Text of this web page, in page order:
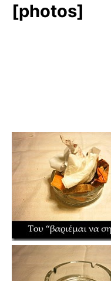
[photos]